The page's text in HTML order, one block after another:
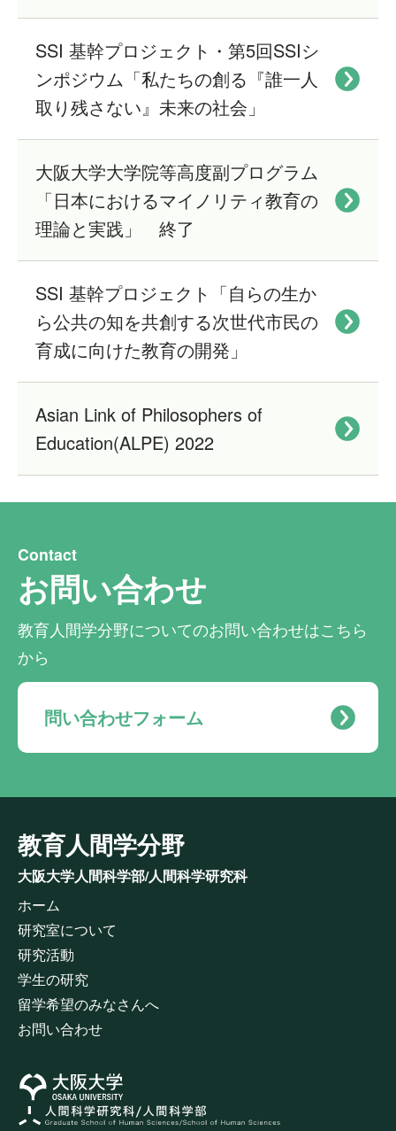
SSI 基幹プロジェクト・第5回SSIシ
ンポジウム「私たちの創る『誰一人
取り残さない』未来の社会」
大阪大学大学院等高度副プログラム
「日本におけるマイノリティ教育の
理論と実践」 終了
SSI 基幹プロジェクト「自らの生か
ら公共の知を共創する次世代市民の
育成に向けた教育の開発」
Asian Link of Philosophers of
Education(ALPE) 2022
お問い合わせ
教育人間学分野についてのお問い合わせはこちら
から
問い合わせフォーム
教育人間学分野
大阪大学人間科学部/人間科学研究科
ホーム
研究室について
研究活動
学生の研究
留学希望のみなさんへ
お問い合わせ